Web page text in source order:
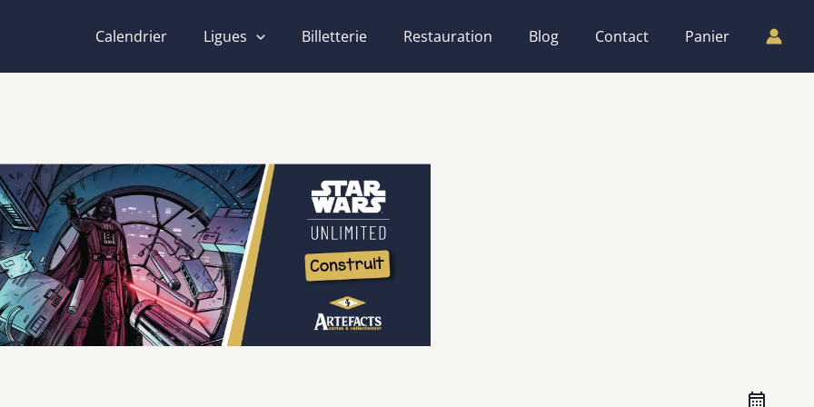
Calendrier Ligues Billetterie Restauration Blog Contact Panier